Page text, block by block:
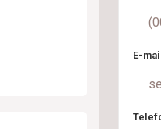
E-mail